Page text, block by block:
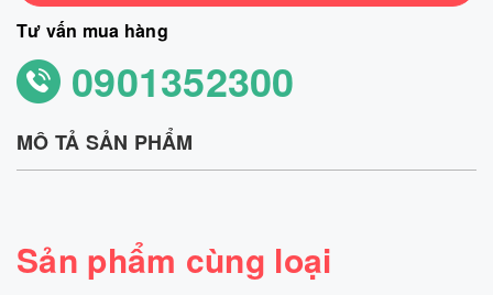
Tư vấn mua hàng
0901352300
MÔ TẢ SẢN PHẨM
Sản phẩm cùng loại